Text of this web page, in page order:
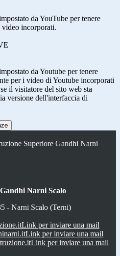
da YouTube per tenere
incorporati.
da Youtube per tenere
per i video di Youtube incorporati
il visitatore del sito web sta
versione dell'interfaccia di
Superiore Gandhi Narni
Narni Scalo
- Narni Scalo (Terni)
Link per inviare una mail
Link per inviare una mail
Link per inviare una mail